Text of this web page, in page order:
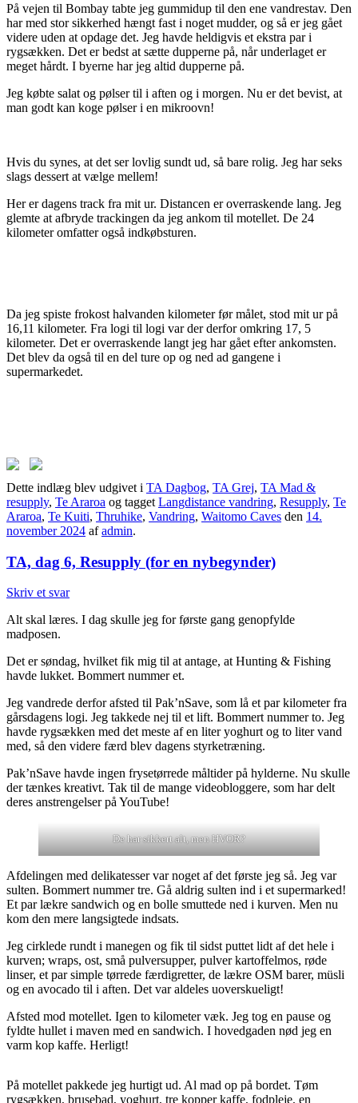
På vejen til Bombay tabte jeg gummidup til den ene vandrestav. Den
har med stor sikkerhed hængt fast i noget mudder, og så er jeg gået
videre uden at opdage det. Jeg havde heldigvis et ekstra par i
rygsækken. Det er bedst at sætte dupperne på, når underlaget er
meget hårdt. I byerne har jeg altid dupperne på.
Jeg købte salat og pølser til i aften og i morgen. Nu er det bevist, at
man godt kan koge pølser i en mikroovn!
Hvis du synes, at det ser lovlig sundt ud, så bare rolig. Jeg har seks
slags dessert at vælge mellem!
Her er dagens track fra mit ur. Distancen er overraskende lang. Jeg
glemte at afbryde trackingen da jeg ankom til motellet. De 24
kilometer omfatter også indkøbsturen.
Da jeg spiste frokost halvanden kilometer før målet, stod mit ur på
16,11 kilometer. Fra logi til logi var der derfor omkring 17, 5
kilometer. Det er overraskende langt jeg har gået efter ankomsten.
Det blev da også til en del ture op og ned ad gangene i
supermarkedet.
Dette indlæg blev udgivet i TA Dagbog, TA Grej, TA Mad &
resupply, Te Araroa og tagget Langdistance vandring, Resupply, Te
Araroa, Te Kuiti, Thruhike, Vandring, Waitomo Caves den 14.
november 2024 afadmin.
TA, dag 6, Resupply (for en nybegynder)
Skriv et svar
Alt skal læres. I dag skulle jeg for første gang genopfylde
madposen.
Det er søndag, hvilket fik mig til at antage, at Hunting & Fishing
havde lukket. Bommert nummer et.
Jeg vandrede derfor afsted til Pak’nSave, som lå et par kilometer fra
gårsdagens logi. Jeg takkede nej til et lift. Bommert nummer to. Jeg
havde rygsækken med det meste af en liter yoghurt og to liter vand
med, så den videre færd blev dagens styrketræning.
Pak’nSave havde ingen frysetørrede måltider på hylderne. Nu skulle
der tænkes kreativt. Tak til de mange videobloggere, som har delt
deres anstrengelser på YouTube!
De har sikkert alt, men HVOR?
Afdelingen med delikatesser var noget af det første jeg så. Jeg var
sulten. Bommert nummer tre. Gå aldrig sulten ind i et supermarked!
Et par lækre sandwich og en bolle smuttede ned i kurven. Men nu
kom den mere langsigtede indsats.
Jeg cirklede rundt i manegen og fik til sidst puttet lidt af det hele i
kurven; wraps, ost, små pulversupper, pulver kartoffelmos, røde
linser, et par simple tørrede færdigretter, de lækre OSM barer, müsli
og en avocado til i aften. Det var aldeles uoverskueligt!
Afsted mod motellet. Igen to kilometer væk. Jeg tog en pause og
fyldte hullet i maven med en sandwich. I hovedgaden nød jeg en
varm kop kaffe. Herligt!
På motellet pakkede jeg hurtigt ud. Al mad op på bordet. Tøm
rygsækken, brusebad, yoghurt, tre kopper kaffe, fodpleje, en